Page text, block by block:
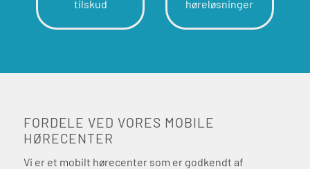
tilskud
høreløsninger
FORDELE VED VORES MOBILE
HØRECENTER
Vi er et mobilt hørecenter som er godkendt af